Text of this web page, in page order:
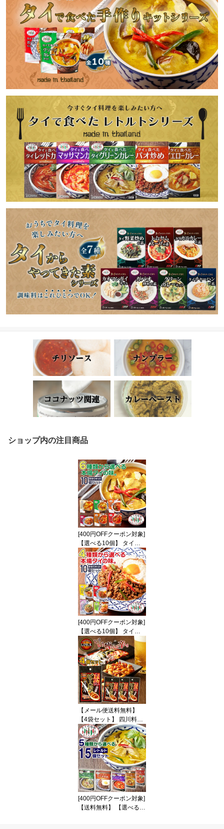
ショップ内の注目商品
[400円OFFクーポン対象]
【選べる10個】 タイの
台所 リニューアル 手作
り ミールキット グリー
ンカレー レッドカレー
イエローカレー マッサマ
ンカレー トムヤムクン
パッタイ タイ料理 エス
ニック タイ カレー タイ
カレー【送料無料】
[400円OFFクーポン対象]
【選べる10個】 タイの
台所 ガパオ カオマンガ
イ ヤムウンセン ラープ
ペースト ソース ガパオ
ライス 素 タイ料理 手 作
りキット ミールキット
食品 惣菜 エスニック
【送料無料】
【メール便送料無料】
【4袋セット】 四川料理
しびれ王 麻辣ピーナッツ
グルメ ピーナッツ 食品
ナッツ 落花生 お菓子 お
つまみ 激辛 花椒 マーラ
ー ポイント消化 お試し
まとめ買い 買い回り タ
イの台所
[400円OFFクーポン対象]
【送料無料】 【選べる1